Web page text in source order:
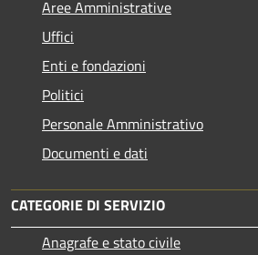
Aree Amministrative
Uffici
Enti e fondazioni
Politici
Personale Amministrativo
Documenti e dati
CATEGORIE DI SERVIZIO
Anagrafe e stato civile